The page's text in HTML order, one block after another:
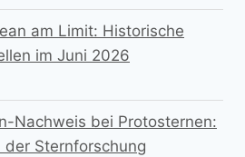
am Limit: Historische
im Juni 2026
Nachweis bei Protosternen:
der Sternforschung